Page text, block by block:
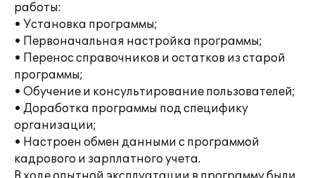
работы:
• Установка программы;
• Первоначальная настройка программы;
• Перенос справочников и остатков из старой
программы;
• Обучение и консультирование пользователей;
• Доработка программы под специфику
организации;
• Настроен обмен данными с программой
кадрового и зарплатного учета.